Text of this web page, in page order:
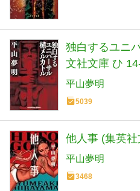
独白するユニ
文社文庫 ひ
平山夢明
5039
他人事 (集英社
平山夢明
3468